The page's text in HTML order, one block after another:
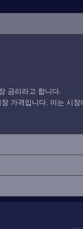
금리라고 합니다.
가격입니다. 이는 시장